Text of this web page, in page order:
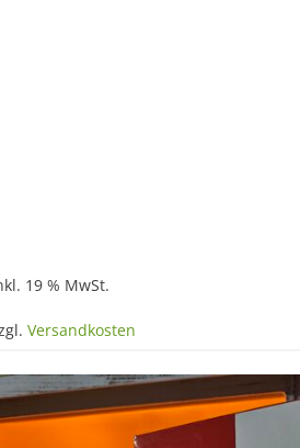
19 % MwSt.
Versandkosten